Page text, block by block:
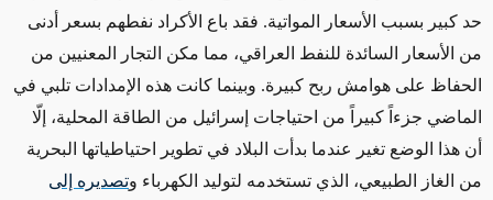
حد كبير بسبب الأسعار المواتية. فقد باع الأكراد نفطهم بسعر أدنى
من الأسعار السائدة للنفط العراقي، مما مكن التجار المعنيين من
الحفاظ على هوامش ربح كبيرة. وبينما كانت هذه الإمدادات تلبي في
الماضي جزءاً كبيراً من احتياجات إسرائيل من الطاقة المحلية، إلّا
أن هذا الوضع تغير
عندما بدأت البلاد في تطوير احتياطياتها البحرية
من الغاز الطبيعي، الذي تستخدمه لتوليد الكهرباء وتصديره إلى